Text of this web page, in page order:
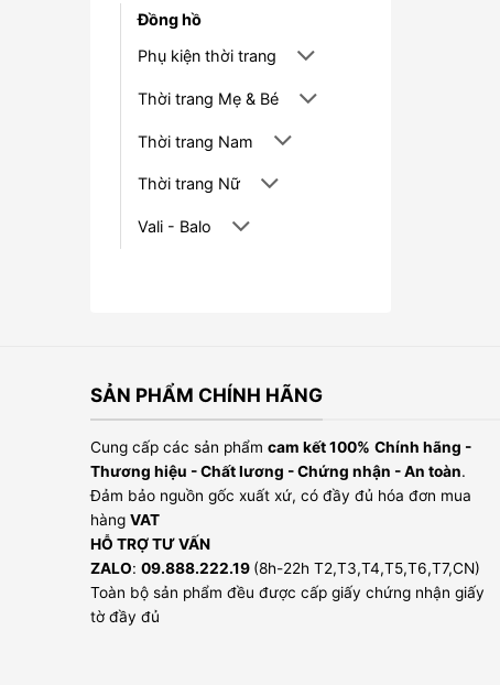
Đồng hồ
Phụ kiện thời trang
Thời trang Mẹ & Bé
Thời trang Nam
Thời trang Nữ
Vali - Balo
SẢN PHẨM CHÍNH HÃNG
Cung cấp các sản phẩm cam kết 100% Chính hãng -
Thương hiệu - Chất lương - Chứng nhận - An toàn.
Đảm bảo nguồn gốc xuất xứ, có đầy đủ hóa đơn mua
hàng VAT
HỖ TRỢ TƯ VẤN
ZALO: 09.888.222.19 (8h-22h T2,T3,T4,T5,T6,T7,CN)
Toàn bộ sản phẩm đều được cấp giấy chứng nhận giấy
tờ đầy đủ